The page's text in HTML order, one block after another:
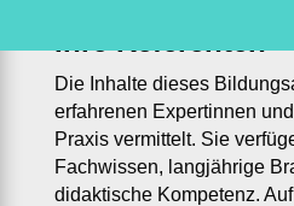
Die Inhalte dieses
erfahrenen Expertinnen
Praxis vermittelt. Sie
Fachwissen, langjährige
didaktische Kompetenz.